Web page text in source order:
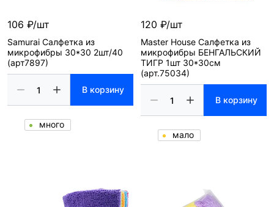
106 ₽/шт
Samurai Салфетка из
микрофибры 30*30 2шт/40
(арт7897)
В корзину
много
120 ₽/шт
Master House Салфетка из
микрофибры БЕНГАЛЬСКИЙ
ТИГР 1шт 30*30см
(арт.75034)
В корзину
мало